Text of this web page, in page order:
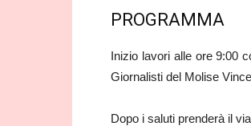
PROGRAMMA
Inizio lavori alle ore 9:00
Giornalisti del Molise
Dopo i saluti prenderà il